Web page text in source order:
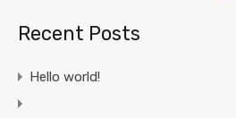
Recent Posts
Hello world!